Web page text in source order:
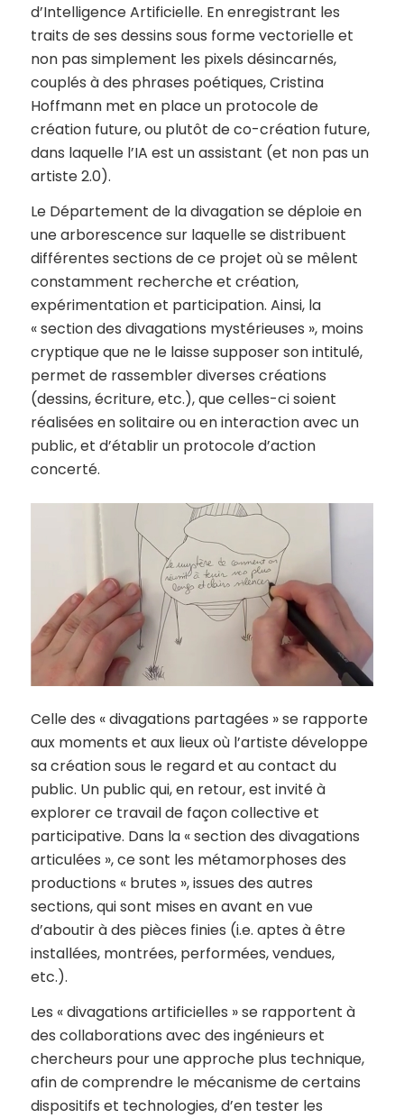
d’Intelligence Artificielle. En enregistrant les
traits de ses dessins sous forme vectorielle et
non pas simplement les pixels désincarnés,
couplés à des phrases poétiques, Cristina
Hoffmann met en place un protocole de
création future, ou plutôt de co-création future,
dans laquelle l’IA est un assistant (et non pas un
artiste 2.0).
Le Département de la divagation se déploie en
une arborescence sur laquelle se distribuent
différentes sections de ce projet où se mêlent
constamment recherche et création,
expérimentation et participation. Ainsi, la
« section des divagations mystérieuses », moins
cryptique que ne le laisse supposer son intitulé,
permet de rassembler diverses créations
(dessins, écriture, etc.), que celles-ci soient
réalisées en solitaire ou en interaction avec un
public, et d’établir un protocole d’action
concerté.
Celle des « divagations partagées » se rapporte
aux moments et aux lieux où l’artiste développe
sa création sous le regard et au contact du
public. Un public qui, en retour, est invité à
explorer ce travail de façon collective et
participative. Dans la « section des divagations
articulées », ce sont les métamorphoses des
productions « brutes », issues des autres
sections, qui sont mises en avant en vue
d’aboutir à des pièces finies (i.e. aptes à être
installées, montrées, performées, vendues,
etc.).
Les « divagations artificielles » se rapportent à
des collaborations avec des ingénieurs et
chercheurs pour une approche plus technique,
afin de comprendre le mécanisme de certains
dispositifs et technologies, d’en tester les